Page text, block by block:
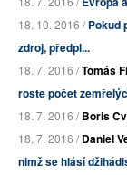
18. 10. 2016 /Pokud
zdroj, předpl...
18. 7. 2016 /Tomáš
roste počet
18. 7. 2016 /Boris
18. 7. 2016 /Daniel
nimž se hlásí